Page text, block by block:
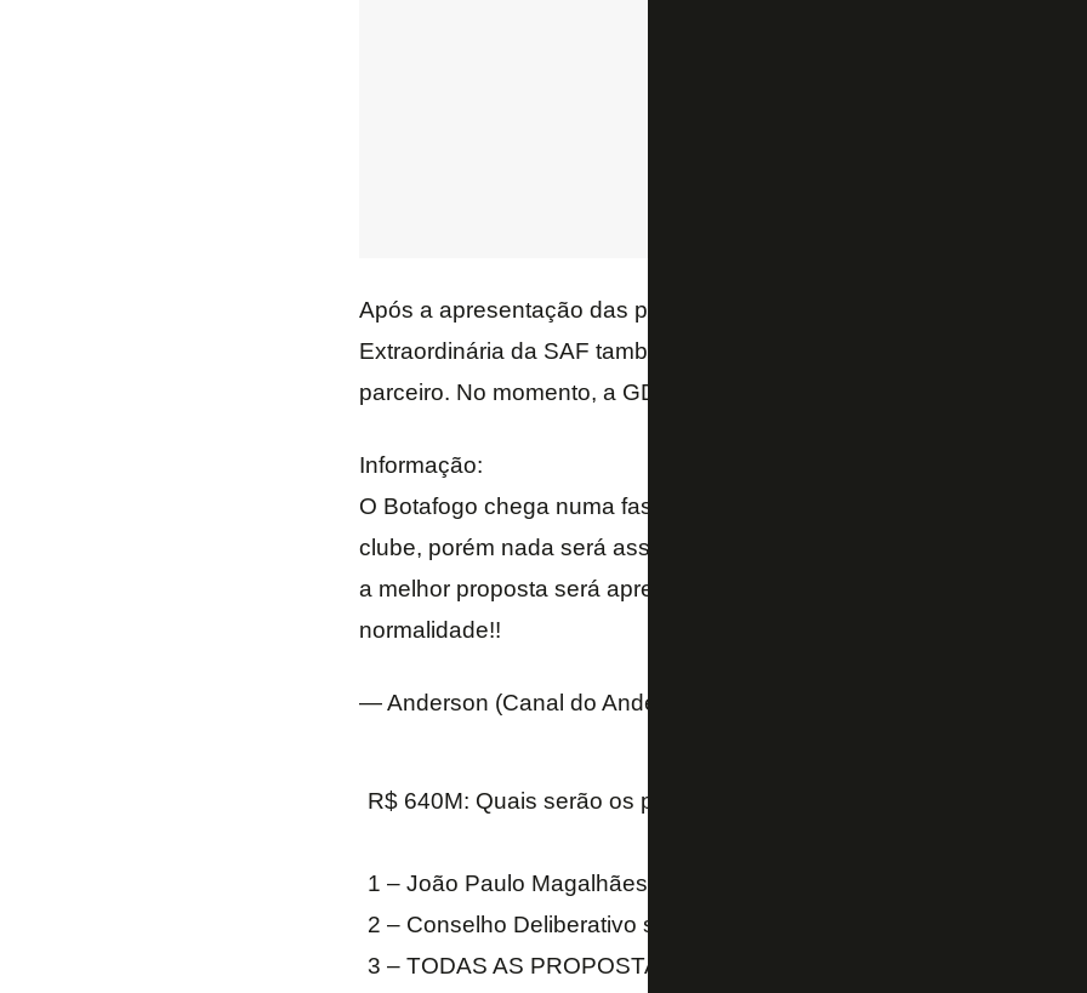
Após a apresentação das propostas ao Conselho Deliberativo, uma
Extraordinária da SAF também deverá ser convocada para debater
parceiro. No momento, a GDA aparece como favorita.
Informação:
O Botafogo chega numa fase final de escolha pela melhor proposta
clube, porém nada será assinado antes de uma reunião do
a melhor proposta será apresentada e votada!! O João Paulo não
normalidade!!
— Anderson (Canal do Anderson Motta ) (@amsfjb)
R$ 640M: Quais serão os próximos passos do Processo de Venda
1 – João Paulo Magalhães volta de Paris
2 – Conselho Deliberativo será convocado
3 – TODAS AS PROPOSTAS SERÃO APRESENTADAS, NÃO SÓ